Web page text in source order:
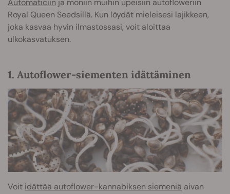
Automaticiin ja moniin muihin upeisiin autofloweriin
Royal Queen Seedsillä. Kun löydät mieleisesi lajikkeen,
joka kasvaa hyvin ilmastossasi, voit aloittaa
ulkokasvatuksen.
1. Autoflower-siementen idättäminen
Voit idättää autoflower-kannabiksen siemeniä aivan